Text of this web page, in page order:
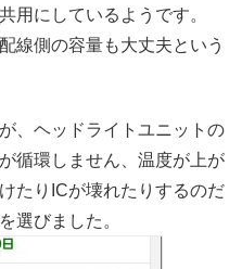
用にしているようです。
線側の容量も大丈夫という
、ヘッドライトユニットの
循環しません、温度が上が
たりICが壊れたりするのだ
選びました。